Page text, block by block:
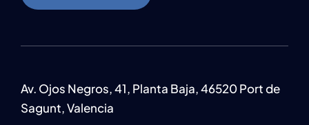
Av. Ojos Negros, 41, Planta Baja, 46520 Port de
Sagunt, Valencia